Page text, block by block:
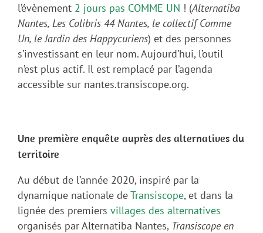
l’évènement 2 jours pas COMME UN ! (Alternatiba
Nantes, Les Colibris 44 Nantes, le collectif Comme
Un, le Jardin des Happycuriens) et des personnes
s’investissant en leur nom. Aujourd’hui, l’outil
n’est plus actif. Il est remplacé par l’agenda
accessible sur nantes.transiscope.org.
Une première enquête auprès des alternatives du
territoire
Au début de l’année 2020, inspiré par la
dynamique nationale deTransiscope, et dans la
lignée des premiers villages des alternatives
organisés par Alternatiba Nantes, Transiscope en